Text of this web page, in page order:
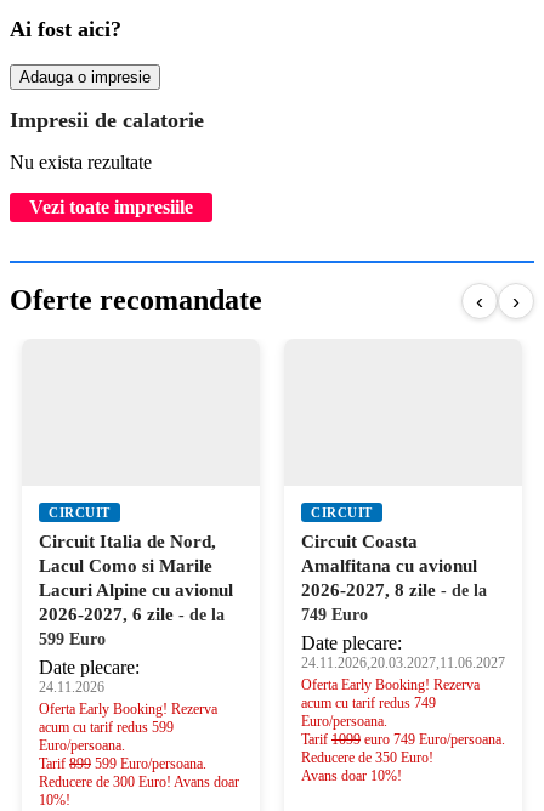
Ai fost aici?
Adauga o impresie
Impresii de calatorie
Nu exista rezultate
Vezi toate impresiile
Oferte recomandate ‹ ›
CIRCUIT
Circuit Italia de Nord,
Lacul Como si Marile
Lacuri Alpine cu avionul
2026-2027, 6 zile - de la
599 Euro
Date plecare:
24.11.2026
Oferta Early Booking! Rezerva
acum cu tarif redus 599
Euro/persoana.
Tarif 899 599 Euro/persoana.
Reducere de 300 Euro! Avans doar
10%!
CIRCUIT
Circuit Coasta
Amalfitana cu avionul
2026-2027, 8 zile - de la
749 Euro
Date plecare:
24.11.2026,20.03.2027,11.06.2027
Oferta Early Booking! Rezerva
acum cu tarif redus 749
Euro/persoana.
Tarif 1099 euro 749 Euro/persoana.
Reducere de 350 Euro!
Avans doar 10%!